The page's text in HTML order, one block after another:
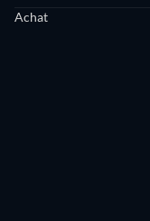
Achat